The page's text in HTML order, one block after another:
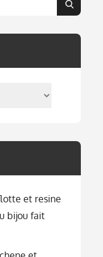
Search
et resine
bijou fait